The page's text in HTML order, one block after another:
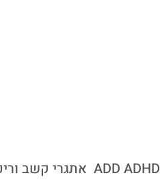
אתגרי קשב וריכוז ADD ADHD